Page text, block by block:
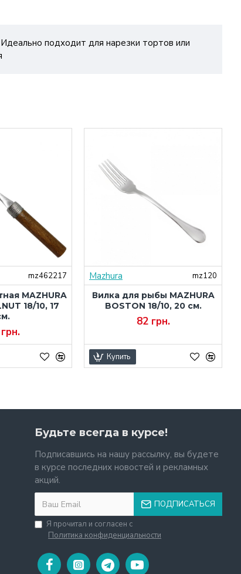
подходит для нарезки тортов или
mz462217
MAZHURA
18/10, 17
Mazhura
mz120
Вилка для рыбы MAZHURA
BOSTON 18/10, 20 см.
82 грн.
Купить
Будьте всегда в курсе!
Подписавшись на нашу рассылку, вы будете
в курсе последних новостей и рекламных
акций.
ПОДПИСАТЬСЯ
Я прочитал и согласен с
Политика конфиденциальности